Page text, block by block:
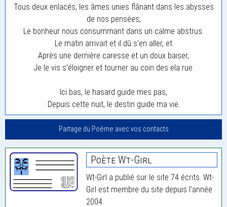
Tous deux enlacés, les âmes unies flânant dans les abysses
de nos pensées,
Le bonheur nous consummant dans un calme abstrus.
Le matin arrivait et il dû s’en aller, et
Après une dernière caresse et un doux baiser,
Je le vis s’éloigner et tourner au coin des ela rue.
Ici bas, le hasard guide mes pas,
Depuis cette nuit, le destin guide ma vie.
Partage du Poème avec vos contacts
Poète Wt-Girl
Wt-Girl a publié sur le site 74 écrits. Wt-
Girl est membre du site depuis l'année
2004.